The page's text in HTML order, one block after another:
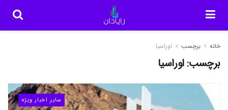
خانه برچسب اوراسیا
برچسب:اوراسیا
سایر اخبار ویژه